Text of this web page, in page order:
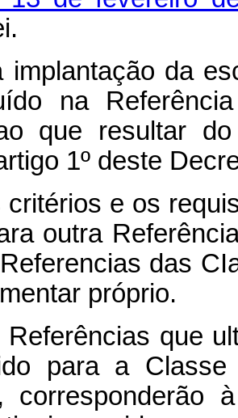
implantação da
na
que resultar
1º deste
critérios e os
outra
das
próprio.
Referências que
para a
corresponderão